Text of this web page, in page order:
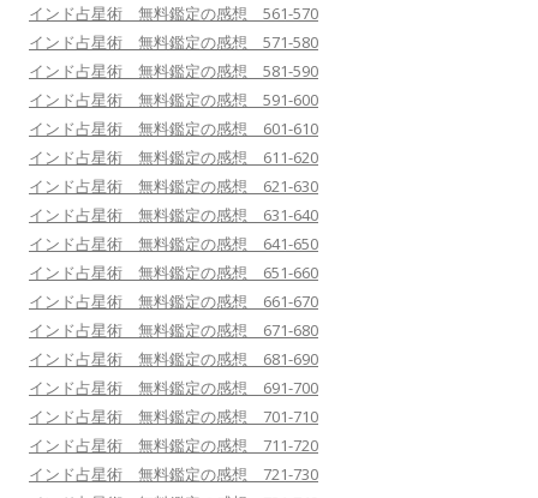
インド占星術 無料鑑定の感想 561-570
インド占星術 無料鑑定の感想 571-580
インド占星術 無料鑑定の感想 581-590
インド占星術 無料鑑定の感想 591-600
インド占星術 無料鑑定の感想 601-610
インド占星術 無料鑑定の感想 611-620
インド占星術 無料鑑定の感想 621-630
インド占星術 無料鑑定の感想 631-640
インド占星術 無料鑑定の感想 641-650
インド占星術 無料鑑定の感想 651-660
インド占星術 無料鑑定の感想 661-670
インド占星術 無料鑑定の感想 671-680
インド占星術 無料鑑定の感想 681-690
インド占星術 無料鑑定の感想 691-700
インド占星術 無料鑑定の感想 701-710
インド占星術 無料鑑定の感想 711-720
インド占星術 無料鑑定の感想 721-730